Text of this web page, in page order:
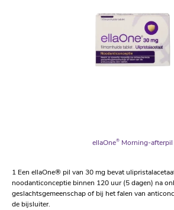
ellaOne® Morning-afterpil
1 Een ellaOne® pil van 30 mg bevat
noodanticonceptie binnen 120 uur (5 dagen) na
geslachtsgemeenschap of bij het falen van
de bijsluiter.